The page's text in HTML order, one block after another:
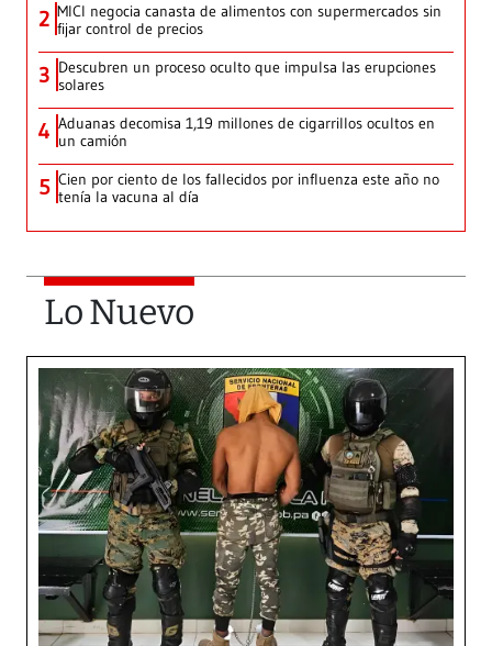
2 MICI negocia canasta de alimentos con supermercados sin
fijar control de precios
3 Descubren un proceso oculto que impulsa las erupciones
solares
4 Aduanas decomisa 1,19 millones de cigarrillos ocultos en
un camión
5 Cien por ciento de los fallecidos por influenza este año no
tenía la vacuna al día
Lo Nuevo